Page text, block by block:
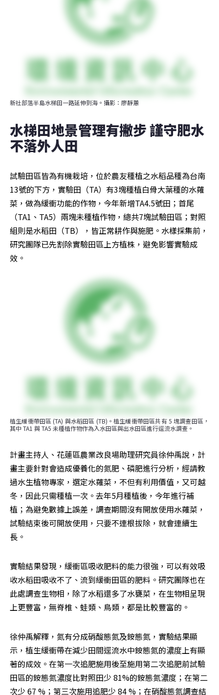
新社部落半島水梯田一路延伸到海。攝影：廖靜蕙
水梯田地景管理有撇步 謹守肥水
不落外人田
試驗田區皆為有機栽培，位於農友種植之水稻品種為台南
13號的下方，實驗田（TA）有3塊種植白骨大葉種的水蕹
菜，做為緩衝功能的作物，今年新增TA4.5號田；首尾
（TA1、TA5）兩塊未種植作物，總共7塊試驗田區；對照
組則是水稻田（TB），皆正常耕作與施肥。水樣採集前，
研究團隊已先割除實驗田區上方植株，避免影響實驗成
效。
植生緩衝帶田區 (TA) 與水稻田區 (TB)。植生緩衝帶田區共有 5 塊調查田區，
其中 TA1 與 TA5 未種植作物作為入水田區與出水田區進行逕流水調查。
計畫主持人、花蓮區農業改良場助理研究員徐仲禹說，計
畫主要針對會造成優養化的氮肥、磷肥進行分析，經請教
過水生植物專家，選定水蕹菜，不但有利用價值，又可越
冬，因此只需種植一次。去年5月種植後，今年進行補
植；為避免數據上誤差，調查期間沒有開放使用水蕹菜，
試驗結束後可開放使用，只要不連根拔除，就會連續生
長。
實驗結果發現，緩衝區吸收肥料的能力很強，可以有效吸
收水稻田吸收不了、流到緩衝田區的肥料。研究團隊也在
此處調查生物相，除了水稻還多了水甕菜，在生物相呈現
上更豐富，無脊椎、蛙類、鳥類，都是比較豐富的。
徐仲禹解釋，氮有分成硝酸態氮及銨態氮，實驗結果顯
示，植生緩衝帶在減少田間逕流水中銨態氮的濃度上有顯
著的成效。在第一次追肥施用後至施用第二次追肥前試驗
田區的銨態氮濃度比對照田少 81%的銨態氮濃度；在第二
次少 67 %；第三次施用追肥少 84 %；在硝酸態氮調查結